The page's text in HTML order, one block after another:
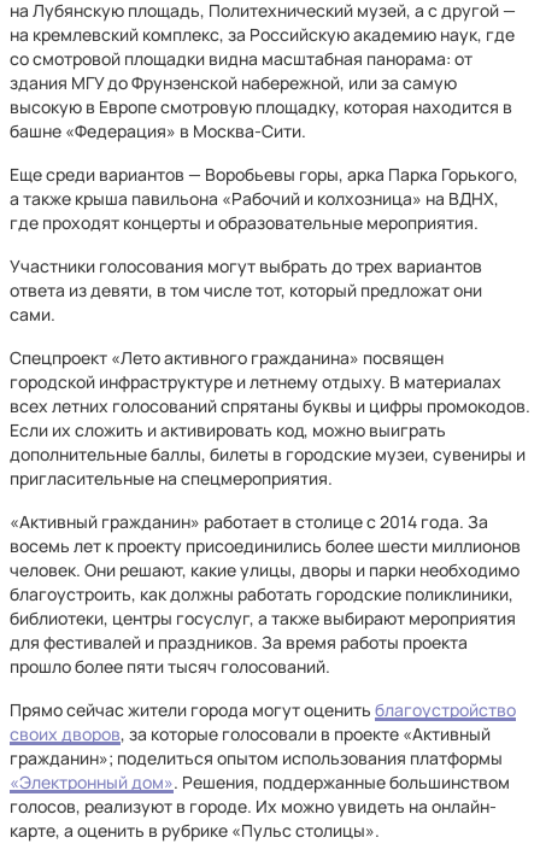
на Лубянскую площадь, Политехнический музей, а с другой —
на кремлевский комплекс, за Российскую академию наук, где
со смотровой площадки видна масштабная панорама: от
здания МГУ до Фрунзенской набережной, или за самую
высокую в Европе смотровую площадку, которая находится в
башне «Федерация» в Москва-Сити.
Еще среди вариантов — Воробьевы горы, арка Парка Горького,
а также крыша павильона «Рабочий и колхозница» на ВДНХ,
где проходят концерты и образовательные мероприятия.
Участники голосования могут выбрать до трех вариантов
ответа из девяти, в том числе тот, который предложат они
сами.
Спецпроект «Лето активного гражданина» посвящен
городской инфраструктуре и летнему отдыху. В материалах
всех летних голосований спрятаны буквы и цифры промокодов.
Если их сложить и активировать код, можно выиграть
дополнительные баллы, билеты в городские музеи, сувениры и
пригласительные на спецмероприятия.
«Активный гражданин» работает в столице с 2014 года. За
восемь лет к проекту присоединились более шести миллионов
человек. Они решают, какие улицы, дворы и парки необходимо
благоустроить, как должны работать городские поликлиники,
библиотеки, центры госуслуг, а также выбирают мероприятия
для фестивалей и праздников. За время работы проекта
прошло более пяти тысяч голосований.
Прямо сейчас жители города могут оценить благоустройство
своих дворов, за которые голосовали в проекте «Активный
гражданин»; поделиться опытом использования платформы
«Электронный дом». Решения, поддержанные большинством
голосов, реализуют в городе. Их можно увидеть на онлайн-
карте, а оценить в рубрике «Пульс столицы».